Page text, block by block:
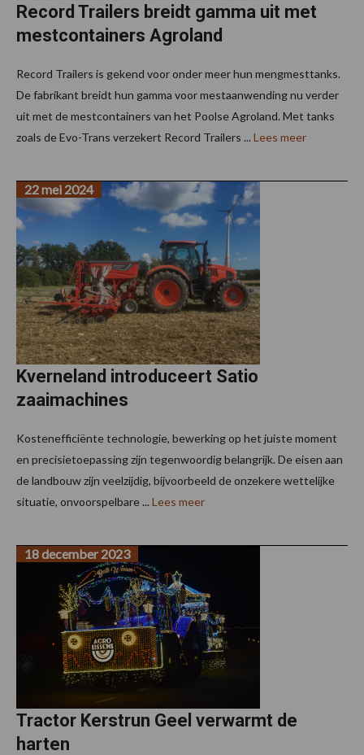
Record Trailers breidt gamma uit met
mestcontainers Agroland
Record Trailers is gekend voor onder meer hun mengmesttanks.
De fabrikant breidt hun gamma voor mestaanwending nu verder
uit met de mestcontainers van het Poolse Agroland. Met tanks
zoals de Evo-Trans verzekert Record Trailers ... Lees meer
Kverneland introduceert Satio
zaaimachines
22 mei 2024
Kostenefficiënte technologie, bewerking op het juiste moment
en precisietoepassing zijn tegenwoordig belangrijk. De eisen aan
de landbouw zijn veelzijdig, bijvoorbeeld de onzekere wettelijke
situatie, onvoorspelbare ... Lees meer
Tractor Kerstrun Geel verwarmt de
harten
18 december 2023